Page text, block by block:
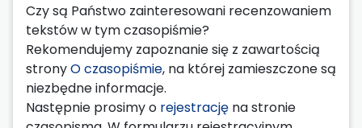
Czy są Państwo zainteresowani recenzowaniem
tekstów w tym czasopiśmie?
Rekomendujemy zapoznanie się z zawartością
stronyO czasopiśmie, na której zamieszczone są
niezbędne informacje.
Następnie prosimy o rejestrację na stronie